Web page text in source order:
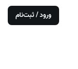
ورود / ثبت‌نام